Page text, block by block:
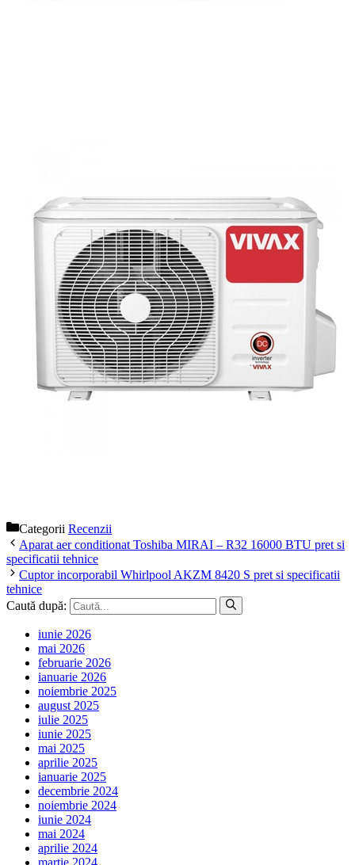
Categorii Recenzii
Aparat aer conditionat Toshiba MIRAI – R32 16000 BTU pret si
specificatii tehnice
Cuptor incorporabil Whirlpool AKZM 8420 S pret si specificatii
tehnice
Caută după:
iunie 2026
mai 2026
februarie 2026
ianuarie 2026
noiembrie 2025
august 2025
iulie 2025
iunie 2025
mai 2025
aprilie 2025
ianuarie 2025
decembrie 2024
noiembrie 2024
iunie 2024
mai 2024
aprilie 2024
martie 2024